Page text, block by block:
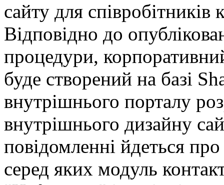
сайту для
Відповідно до
процедури,
буде створений на базі
внутрішнього порталу
внутрішнього дизайну
повідомленні йдеться
серед яких модуль